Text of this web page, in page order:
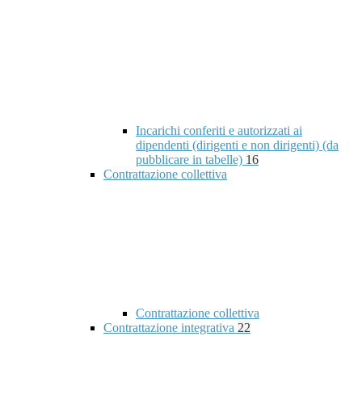
Incarichi conferiti e autorizzati ai
dipendenti (dirigenti e non dirigenti) (da
pubblicare in tabelle) 16
Contrattazione collettiva
Contrattazione collettiva
Contrattazione integrativa 22